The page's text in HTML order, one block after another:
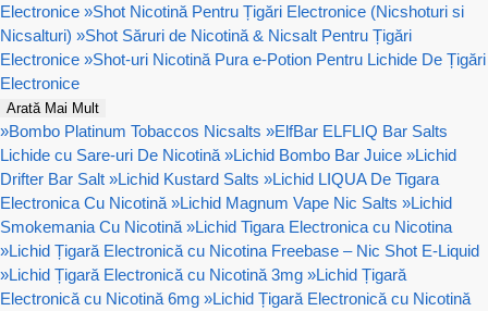
Electronice »Shot Nicotină Pentru Țigări Electronice (Nicshoturi si
Nicsalturi) »Shot Săruri de Nicotină & Nicsalt Pentru Țigări
Electronice »Shot-uri Nicotină Pura e-Potion Pentru Lichide De Țigări
Electronice
Arată Mai Mult
»Bombo Platinum Tobaccos Nicsalts »ElfBar ELFLIQ Bar Salts
Lichide cu Sare-uri De Nicotină »Lichid Bombo Bar Juice »Lichid
Drifter Bar Salt »Lichid Kustard Salts »Lichid LIQUA De Tigara
Electronica Cu Nicotină »Lichid Magnum Vape Nic Salts »Lichid
Smokemania Cu Nicotină »Lichid Tigara Electronica cu Nicotina
»Lichid Țigară Electronică cu Nicotina Freebase – Nic Shot E-Liquid
»Lichid Țigară Electronică cu Nicotină 3mg »Lichid Țigară
Electronică cu Nicotină 6mg »Lichid Țigară Electronică cu Nicotină